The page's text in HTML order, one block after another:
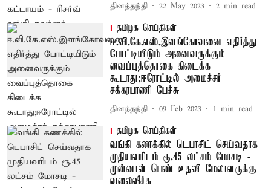
தினத்தந்தி 22 May 2023 2 min read
தமிழக செய்திகள்
ஈ.வி.கே.எஸ்.இளங்கோவனை எதிர்த்து
போட்டியிடும் அனைவருக்கும்
வைப்புத்தொகை கிடைக்க
கூடாது;ஈரோட்டில் அமைச்சர்
சக்கரபாணி பேச்சு
தினத்தந்தி 09 Feb 2023 1 min read
தமிழக செய்திகள்
வங்கி கணக்கில் டெபாசிட் செய்வதாக
முதியவரிடம் ரூ.45 லட்சம் மோசடி -
முன்னாள் பெண் உதவி மேலாளருக்கு
வலைவீச்சு